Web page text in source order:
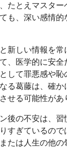
たとえマスタ
も、深い感情
新しい情報を
、医学的に安全
して罪悪感や
る葛藤は、確か
せる可能性があ
後の不安は、習
すぎているので
たは人生の他の